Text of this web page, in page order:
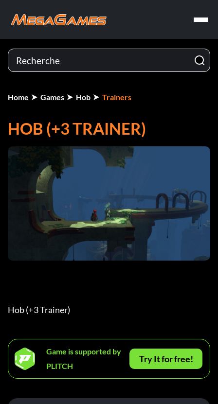
Home Games Hob Trainers
HOB (+3 TRAINER)
Hob (+3 Trainer)
Game is supported by
PLITCH
Try It for free!